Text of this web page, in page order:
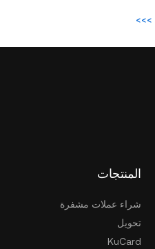
>>>
المنتجات
شراء عملات مشفرة
تحويل
KuCard